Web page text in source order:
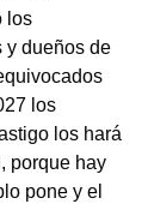
los
y dueños de
los
los hará
porque hay
pone y el